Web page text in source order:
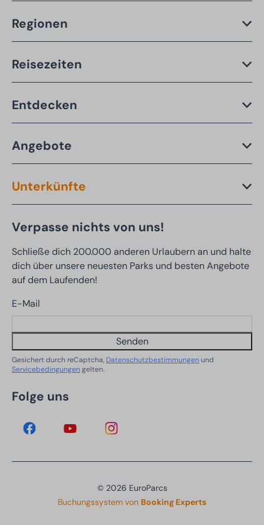
Regionen
Reisezeiten
Entdecken
Angebote
Unterkünfte
Verpasse nichts von uns!
Schließe dich 200.000 anderen Urlaubern an und halte
dich über unsere neuesten Parks und besten Angebote
auf dem Laufenden!
E-Mail
Senden
Gesichert durch reCaptcha, Datenschutzbestimmungen und
Servicebedingungen gelten.
Folge uns
© 2026 EuroParcs
Buchungssystem von Booking Experts